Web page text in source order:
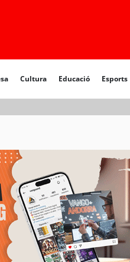
Cultura Educació Esports